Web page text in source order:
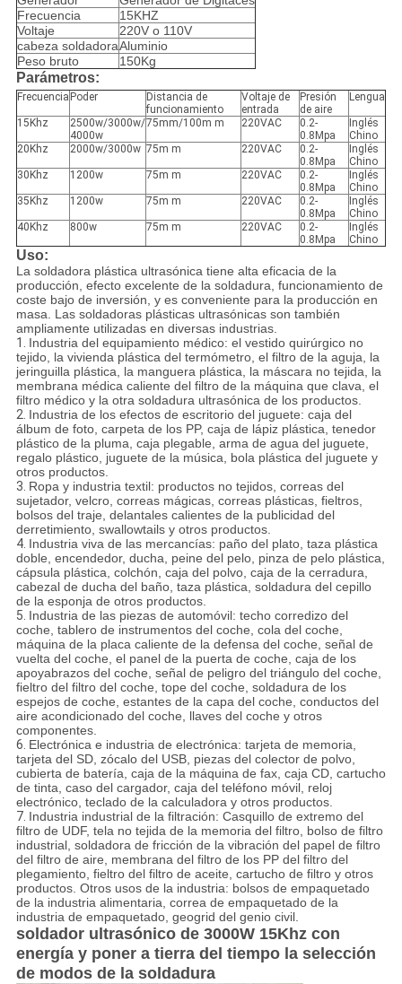
Frecuencia
15KHZ
Voltaje
220V o 110V
cabeza soldadoraAluminio
Peso bruto
150Kg
Parámetros:
Frecuencia Poder
Distancia de
funcionamiento
Voltaje de
entrada
Presión
de aire
Lengua
15Khz
2500w/3000w/
4000w
75mm/100m m 220VAC
0.2-
0.8Mpa
Inglés
Chino
20Khz
2000w/3000w 75m m 220VAC
0.2-
0.8Mpa
Inglés
Chino
30Khz
1200w 75m m 220VAC
0.2-
0.8Mpa
Inglés
Chino
35Khz
1200w 75m m 220VAC
0.2-
0.8Mpa
Inglés
Chino
40Khz
800w 75m m 220VAC
0.2-
0.8Mpa
Inglés
Chino
Uso:
La soldadora plástica ultrasónica tiene alta eficacia de la
producción, efecto excelente de la soldadura, funcionamiento de
coste bajo de inversión, y es conveniente para la producción en
masa. Las soldadoras plásticas ultrasónicas son también
ampliamente utilizadas en diversas industrias.
1. Industria del equipamiento médico: el vestido quirúrgico no
tejido, la vivienda plástica del termómetro, el filtro de la aguja, la
jeringuilla plástica, la manguera plástica, la máscara no tejida, la
membrana médica caliente del filtro de la máquina que clava, el
filtro médico y la otra soldadura ultrasónica de los productos.
2. Industria de los efectos de escritorio del juguete: caja del
álbum de foto, carpeta de los PP, caja de lápiz plástica, tenedor
plástico de la pluma, caja plegable, arma de agua del juguete,
regalo plástico, juguete de la música, bola plástica del juguete y
otros productos.
3. Ropa y industria textil: productos no tejidos, correas del
sujetador, velcro, correas mágicas, correas plásticas, fieltros,
bolsos del traje, delantales calientes de la publicidad del
derretimiento, swallowtails y otros productos.
4. Industria viva de las mercancías: paño del plato, taza plástica
doble, encendedor, ducha, peine del pelo, pinza de pelo plástica,
cápsula plástica, colchón, caja del polvo, caja de la cerradura,
cabezal de ducha del baño, taza plástica, soldadura del cepillo
de la esponja de otros productos.
5. Industria de las piezas de automóvil: techo corredizo del
coche, tablero de instrumentos del coche, cola del coche,
máquina de la placa caliente de la defensa del coche, señal de
vuelta del coche, el panel de la puerta de coche, caja de los
apoyabrazos del coche, señal de peligro del triángulo del coche,
fieltro del filtro del coche, tope del coche, soldadura de los
espejos de coche, estantes de la capa del coche, conductos del
aire acondicionado del coche, llaves del coche y otros
componentes.
6. Electrónica e industria de electrónica: tarjeta de memoria,
tarjeta del SD, zócalo del USB, piezas del colector de polvo,
cubierta de batería, caja de la máquina de fax, caja CD, cartucho
de tinta, caso del cargador, caja del teléfono móvil, reloj
electrónico, teclado de la calculadora y otros productos.
7. Industria industrial de la filtración: Casquillo de extremo del
filtro de UDF, tela no tejida de la memoria del filtro, bolso de filtro
industrial, soldadora de fricción de la vibración del papel de filtro
del filtro de aire, membrana del filtro de los PP del filtro del
plegamiento, fieltro del filtro de aceite, cartucho de filtro y otros
productos. Otros usos de la industria: bolsos de empaquetado
de la industria alimentaria, correa de empaquetado de la
industria de empaquetado, geogrid del genio civil.
soldador ultrasónico de 3000W 15Khz con
energía y poner a tierra del tiempo la selección
de modos de la soldadura